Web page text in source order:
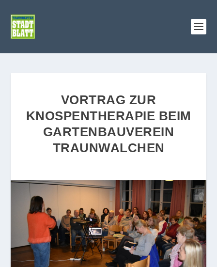
VORTRAG ZUR
KNOSPENTHERAPIE BEIM
GARTENBAUVEREIN
TRAUNWALCHEN